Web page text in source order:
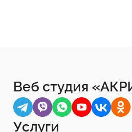
Веб студия
Услуги